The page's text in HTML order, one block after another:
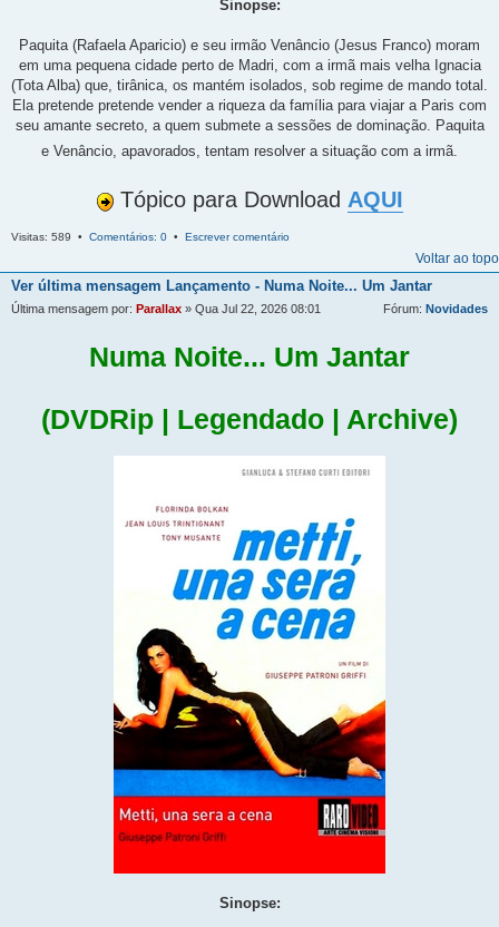
Sinopse:
Paquita (Rafaela Aparicio) e seu irmão Venâncio (Jesus Franco) moram
em uma pequena cidade perto de Madri, com a irmã mais velha Ignacia
(Tota Alba) que, tirânica, os mantém isolados, sob regime de mando total.
Ela pretende pretende vender a riqueza da família para viajar a Paris com
seu amante secreto, a quem submete a sessões de dominação. Paquita
e Venâncio, apavorados, tentam resolver a situação com a irmã.
Tópico para Download AQUI
Visitas: 589 • Comentários: 0 • Escrever comentário
Voltar ao topo
Ver última mensagem Lançamento - Numa Noite... Um Jantar
Última mensagem por: Parallax » Qua Jul 22, 2026 08:01 Fórum: Novidades
Numa Noite... Um Jantar
(DVDRip | Legendado | Archive)
Sinopse: